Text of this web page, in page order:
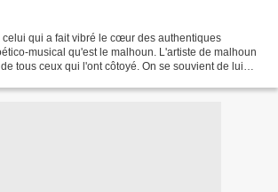
celui qui a fait vibré le cœur des authentiques
musical qu'est le malhoun. L'artiste de malhoun
tous ceux qui l'ont côtoyé. On se souvient de lui